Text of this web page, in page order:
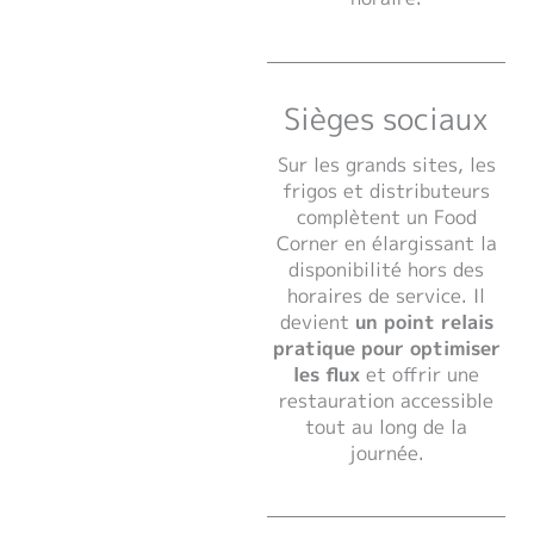
Sièges sociaux
Sur les grands sites, les
frigos et distributeurs
complètent un Food
Corner en élargissant la
disponibilité hors des
horaires de service. Il
devient un point relais
pratique pour optimiser
les flux et offrir une
restauration accessible
tout au long de la
journée.